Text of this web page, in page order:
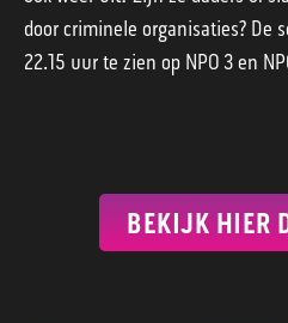
door criminele organisaties? De
22.15 uur te zien op NPO 3 en
BEKIJK HIER